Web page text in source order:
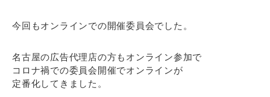
今回もオンラインでの開催委員会でした。
名古屋の広告代理店の方もオンライン参加で
コロナ禍での委員会開催でオンラインが
定番化してきました。